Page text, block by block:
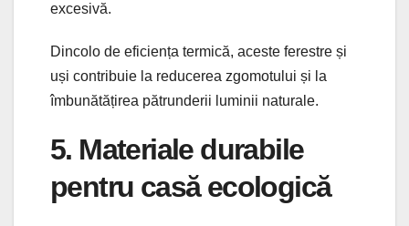
excesivă.
Dincolo de eficiența termică, aceste ferestre și
uși contribuie la reducerea zgomotului și la
îmbunătățirea pătrunderii luminii naturale.
5. Materiale durabile
pentru casă ecologică